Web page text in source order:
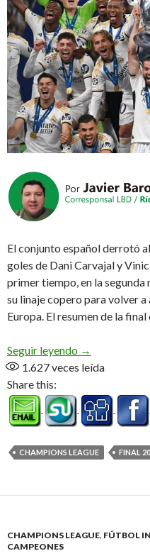
El conjunto español derrotó
goles de Dani Carvajal y
primer tiempo, en la
su linaje copero para volver
Europa. El resumen de la final
Seguir leyendo Mística
→
1.627veces leída
Share this:
CHAMPIONS LEAGUE FINAL
CHAMPIONS LEAGUE, FÚTBOL
CAMPEONES